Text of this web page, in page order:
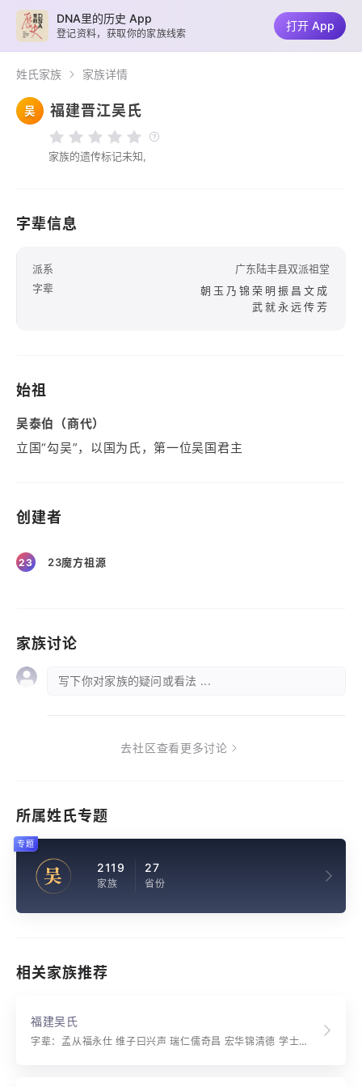
姓氏家族 家族详情
吴 福建晋江吴氏
家族的遗传标记未知,
字辈信息
派系
广东陆丰县双派祖堂
字辈
朝玉乃锦荣明振昌文成
武就永远传芳
始祖
吴泰伯（商代）
立国“勾吴”，以国为氏，第一位吴国君主
创建者
23 23魔方祖源
家族讨论
写下你对家族的疑问或看法 ...
去社区查看更多讨论
所属姓氏专题
吴 2119
家族
27
省份
专题
相关家族推荐
福建吴氏
字辈：孟从福永仕 维子曰兴声 瑞仁儒奇昌 宏华锦清德 学士青云志 诗书增国光 朝廷嘉禄养 世富贵和祥
DNA里的历史 App
登记资料，获取你的家族线索
打开 App